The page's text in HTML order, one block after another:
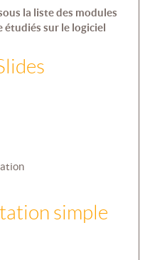
la liste des modules
sur le logiciel
simple